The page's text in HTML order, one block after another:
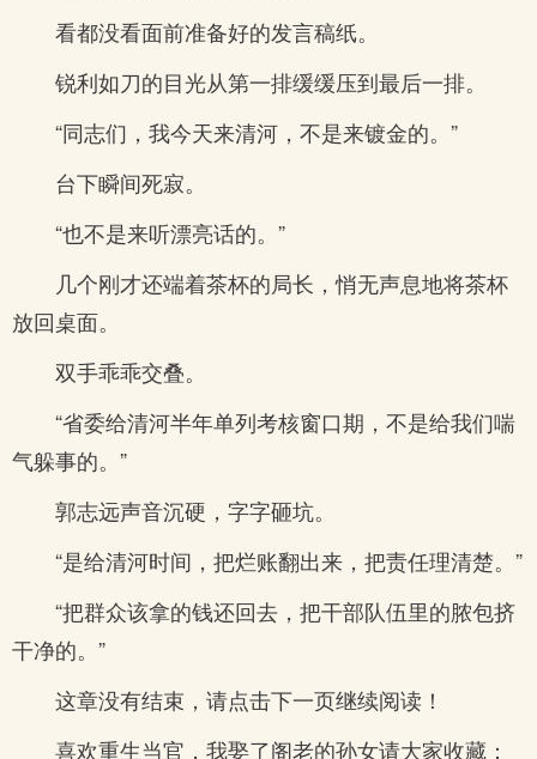
看都没看面前准备好的发言稿纸。
锐利如刀的目光从第一排缓缓压到最后一排。
“同志们，我今天来清河，不是来镀金的。”
台下瞬间死寂。
“也不是来听漂亮话的。”
几个刚才还端着茶杯的局长，悄无声息地将茶杯
放回桌面。
双手乖乖交叠。
“省委给清河半年单列考核窗口期，不是给我们喘
气躲事的。”
郭志远声音沉硬，字字砸坑。
“是给清河时间，把烂账翻出来，把责任理清楚。”
“把群众该拿的钱还回去，把干部队伍里的脓包挤
干净的。”
这章没有结束，请点击下一页继续阅读！
喜欢重生当官，我娶了阁老的孙女请大家收藏：